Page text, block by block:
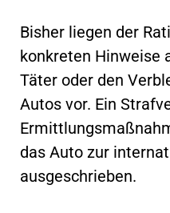
Bisher liegen der
konkreten Hinweise
Täter oder den
Autos vor. Ein
das Auto zur
ausgeschrieben.